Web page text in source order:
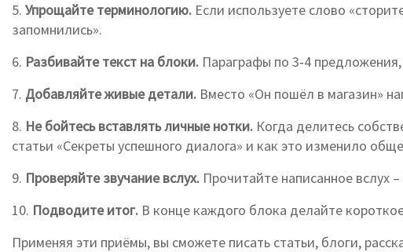
5. Упрощайте терминологию. Если используете слово
запомнились».
6. Разбивайте текст на блоки. Параграфы по 3‑4
7. Добавляйте живые детали. Вместо «Он пошёл в магазин»
8. Не бойтесь вставлять личные нотки. Когда делитесь
статьи «Секреты успешного диалога» и как это изменило
9. Проверяйте звучание вслух. Прочитайте написанное вслух
10. Подводите итог. В конце каждого блока делайте
Применяя эти приёмы, вы сможете писать статьи, блоги,